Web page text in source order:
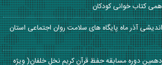
کتاب خوانی کودکان
آذر ماه پایگاه های سلامت روان اجتماعی استان
دوره مسابقه حفظ قرآن کریم نخل خلفان( ویژه